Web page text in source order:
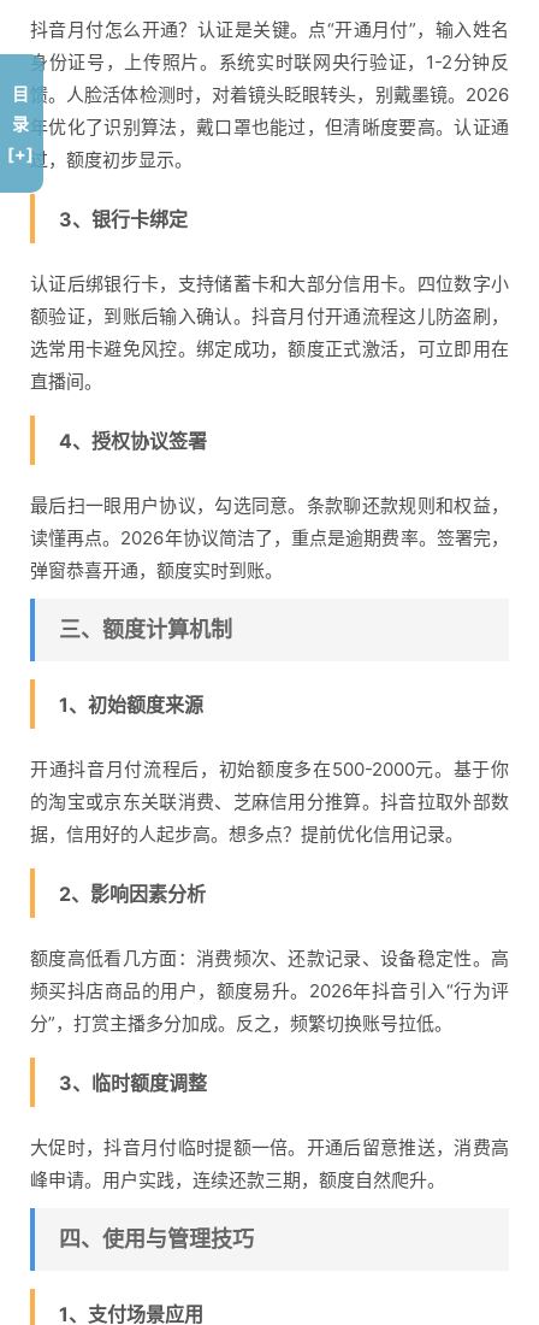
抖音月付怎么开通？认证是关键。点“开通月付”，输入姓名
身份证号，上传照片。系统实时联网央行验证，1-2分钟反
馈。人脸活体检测时，对着镜头眨眼转头，别戴墨镜。2026
年优化了识别算法，戴口罩也能过，但清晰度要高。认证通
过，额度初步显示。
3、银行卡绑定
认证后绑银行卡，支持储蓄卡和大部分信用卡。四位数字小
额验证，到账后输入确认。抖音月付开通流程这儿防盗刷，
选常用卡避免风控。绑定成功，额度正式激活，可立即用在
直播间。
4、授权协议签署
最后扫一眼用户协议，勾选同意。条款聊还款规则和权益，
读懂再点。2026年协议简洁了，重点是逾期费率。签署完，
弹窗恭喜开通，额度实时到账。
三、额度计算机制
1、初始额度来源
开通抖音月付流程后，初始额度多在500-2000元。基于你
的淘宝或京东关联消费、芝麻信用分推算。抖音拉取外部数
据，信用好的人起步高。想多点？提前优化信用记录。
2、影响因素分析
额度高低看几方面：消费频次、还款记录、设备稳定性。高
频买抖店商品的用户，额度易升。2026年抖音引入“行为评
分”，打赏主播多分加成。反之，频繁切换账号拉低。
3、临时额度调整
大促时，抖音月付临时提额一倍。开通后留意推送，消费高
峰申请。用户实践，连续还款三期，额度自然爬升。
四、使用与管理技巧
1、支付场景应用
目
录
[+]